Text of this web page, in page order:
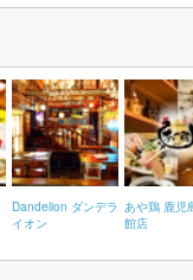
Dandelion ダンデラ
イオン
あや鶏 鹿児
館店